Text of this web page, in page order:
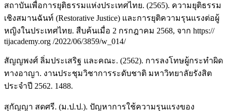
สถาบันเพื่อการยุติธรรมแห่งประเทศไทย. (2565). ความยุติธรรม
เชิงสมานฉันท์ (Restorative Justice) และการยุติความรุนแรงต่อผู้
หญิงในประเทศไทย. สืบค้นเมื่อ 2 กรกฎาคม 2568, จาก https://
tijacademy.org /2022/06/3859/w_014/
สัญญพงศ์ ลิ่มประเสริฐ และคณะ. (2562). การลงโทษผู้กระทำผิด
ทางอาญา. งานประชุมวิชาการระดับชาติ มหาวิทยาลัยรังสิต
ประจำปี 2562. 1488.
สุกัญญา สดศรี. (ม.ป.ป.). ปัญหาการใช้ความรุนแรงของ